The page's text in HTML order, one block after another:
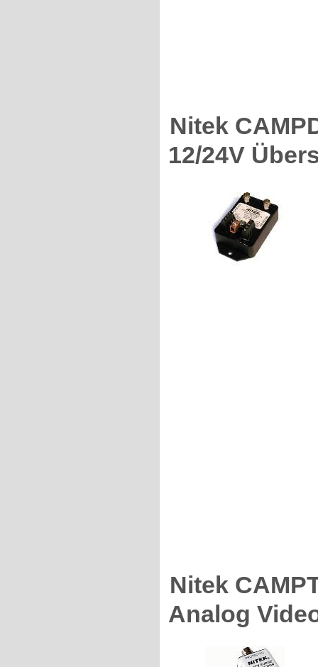
Nitek
12/24V
Nitek
Analog